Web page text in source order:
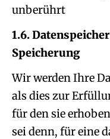
unberührt
1.6.
Speicherung
Wir werden Ihre
als dies zur
für den sie
sei denn, für eine